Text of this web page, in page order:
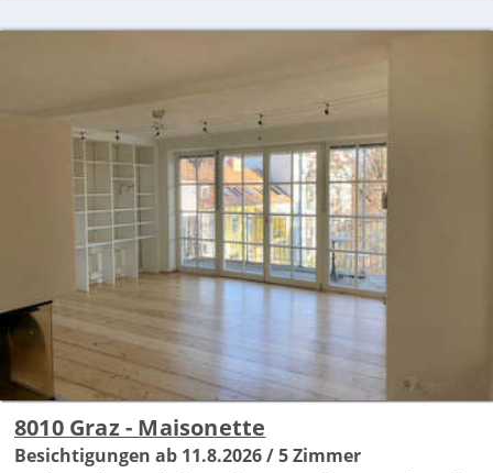
8010 Graz - Maisonette
Besichtigungen ab 11.8.2026 / 5 Zimmer